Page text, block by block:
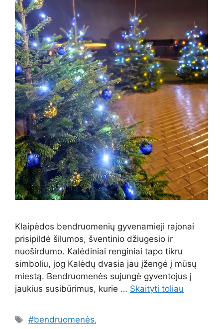
Klaipėdos bendruomenių gyvenamieji rajonai
prisipildė šilumos, šventinio džiugesio ir
nuoširdumo. Kalėdiniai renginiai tapo tikru
simboliu, jog Kalėdų dvasia jau įžengė į mūsų
miestą. Bendruomenės sujungė gyventojus į
jaukius susibūrimus, kurie … Skaityti toliau
Žymos
#bendruomenės,